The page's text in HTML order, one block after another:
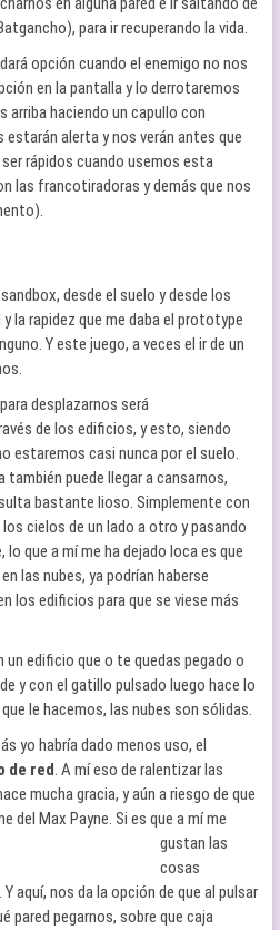
para ir recuperando la vida.
opción cuando el enemigo no nos
en la pantalla y lo derrotaremos
arriba haciendo un capullo con
alerta y nos verán antes que
rápidos cuando usemos esta
las francotiradoras y demás que nos
desde el suelo y desde los
la rapidez que me daba el prototype
Y este juego, a veces el ir de un
desplazarnos será
de los edificios, y esto, siendo
estaremos casi nunca por el suelo.
también puede llegar a cansarnos,
bastante lioso. Simplemente con
cielos de un lado a otro y pasando
que a mí me ha dejado loca es que
las nubes, ya podrían haberse
los edificios para que se viese más
edificio que o te quedas pegado o
y con el gatillo pulsado luego hace lo
le hacemos, las nubes son sólidas.
yo habría dado menos uso, el
de red. A mí eso de ralentizar las
mucha gracia, y aún a riesgo de que
del Max Payne. Si es que amí me
gustan las
cosas
aquí, nos da la opción de que al pulsar
pared pegarnos, sobre que caja